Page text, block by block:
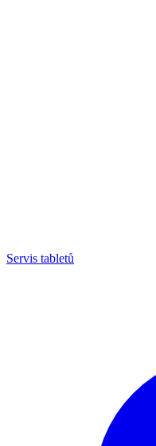
Servis tabletů